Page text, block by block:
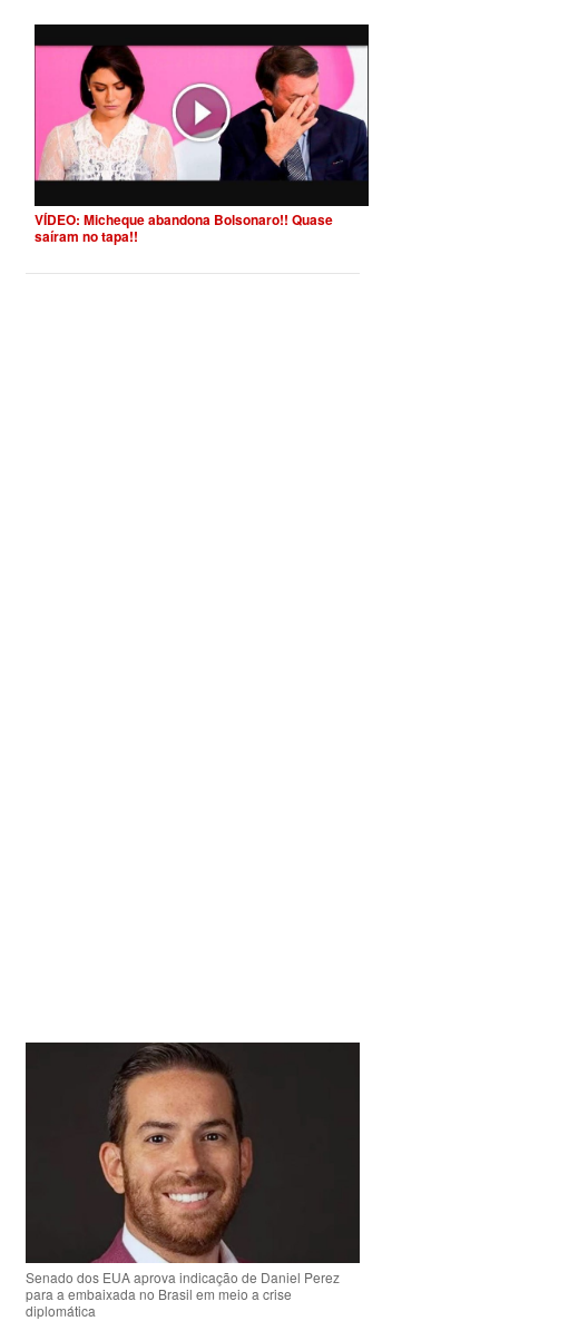
VÍDEO: Micheque abandona Bolsonaro!! Quase
saíram no tapa!!
Senado dos EUA aprova indicação de Daniel Perez
para a embaixada no Brasil em meio a crise
diplomática